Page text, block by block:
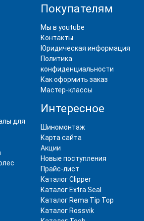
для
Покупателям
Мы в youtube
Контакты
Юридическая информация
Политика
конфиденциальности
Как оформить заказ
Мастер-классы
Интересное
Шиномонтаж
Карта сайта
Акции
Новые поступления
Прайс-лист
Каталог Clipper
Каталог Extra Seal
Каталог Rema Tip Top
Каталог Rossvik